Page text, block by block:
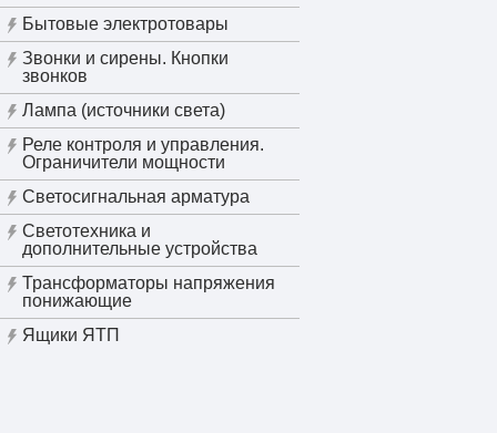
Бытовые электротовары
Звонки и сирены. Кнопки
звонков
Лампа (источники света)
Реле контроля и управления.
Ограничители мощности
Светосигнальная арматура
Светотехника и
дополнительные устройства
Трансформаторы напряжения
понижающие
Ящики ЯТП